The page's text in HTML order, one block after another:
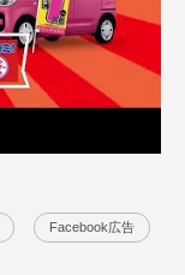
Facebook広告